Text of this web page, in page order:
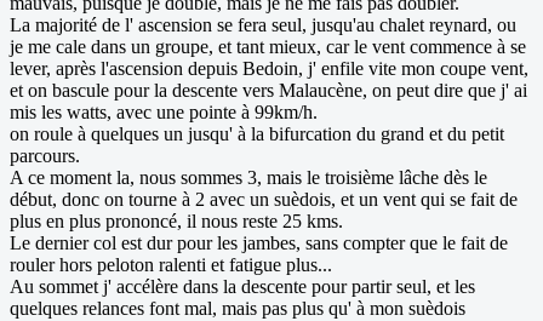
La majorité de l' ascension se fera seul, jusqu'au chalet reynard, ou
je me cale dans un groupe, et tant mieux, car le vent commence à se
lever, après l'ascension depuis Bedoin, j' enfile vite mon coupe vent,
et on bascule pour la descente vers Malaucène, on peut dire que j' ai
mis les watts, avec une pointe à 99km/h.
on roule à quelques un jusqu' à la bifurcation du grand et du petit
parcours.
A ce moment la, nous sommes 3, mais le troisième lâche dès le
début, donc on tourne à 2 avec un suèdois, et un vent qui se fait de
plus en plus prononcé, il nous reste 25 kms.
Le dernier col est dur pour les jambes, sans compter que le fait de
rouler hors peloton ralenti et fatigue plus...
Au sommet j' accélère dans la descente pour partir seul, et les
quelques relances font mal, mais pas plus qu' à mon suèdois